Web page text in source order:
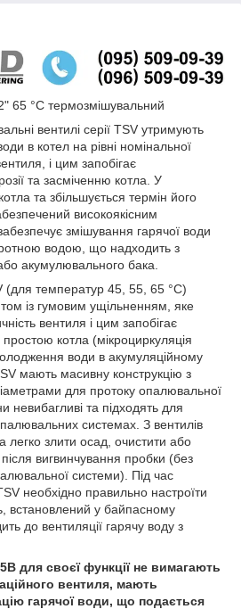
65 °C термозмішувальний
вентилі серії TSV утримують
в котел на рівні номінальної
і цим запобігає
та засміченню котла. У
та збільшується термін його
високоякісним
змішування гарячої води
водою, що надходить з
акумулювального бака.
(для температур 45, 55, 65 °C)
із гумовим ущільненням, яке
вентиля і цим запобігає
котла (мікроциркуляція
води в акумуляційному
мають масивну конструкцію з
для протоку опалювальної
невибагливі та підходять для
системах. З вентилів
легко злити осад, очистити або
вигвинчування пробки (без
системи). Під час
необхідно правильно настроїти
встановлений у байпасному
до вентиляції гарячу воду з
для своєї функції не вимагають
вентиля, мають
гарячої води, що подається